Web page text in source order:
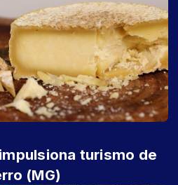
turismo de
(MG)